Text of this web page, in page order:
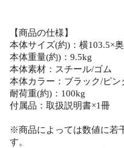
【商品の仕様】
本体サイズ(約)：横103.5×
本体重量(約)：9.5kg
本体素材：スチール/ゴム
本体カラー：ブラック/ピ
耐荷重(約)：100kg
付属品：取扱説明書×1冊
※商品によっては数値に若
す。